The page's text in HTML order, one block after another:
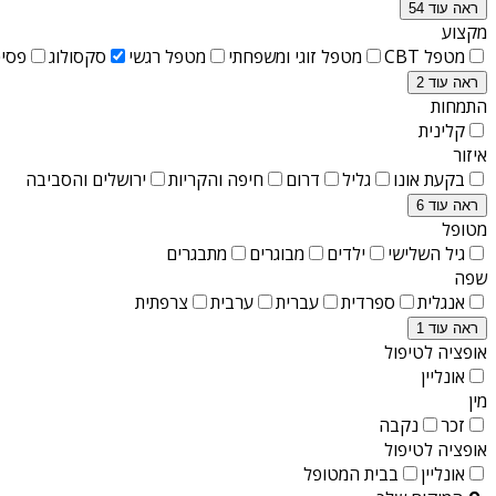
ראה עוד 54
מקצוע
מטפל CBT
מטפל זוגי ומשפחתי מטפל רגשי סקסולוג
ראה עוד 2
התמחות
קלינית
איזור
בקעת אונו
גליל דרום חיפה והקריות ירושלים והסביבה
ראה עוד 6
מטופל
גיל השלישי
ילדים מבוגרים
מתבגרים
שפה
אנגלית
ספרדית עברית ערבית צרפתית
ראה עוד 1
אופציה לטיפול
אונליין
מין
זכר
נקבה
אופציה לטיפול
אונליין
בבית המטופל